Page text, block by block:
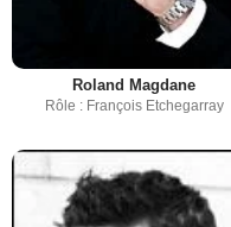
Roland Magdane
Rôle : François Etchegarray